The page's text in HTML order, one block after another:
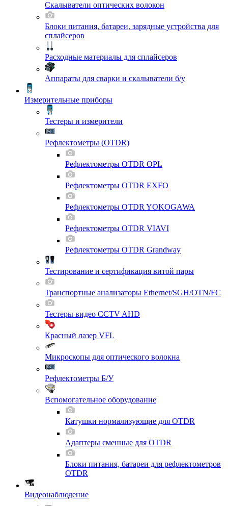
Скалыватели оптических волокон
Блоки питания, батареи, зарядные устройства для
сплайсеров
Расходные материалы для сплайсеров
Аппараты для сварки и скалыватели б/у
Измерительные приборы
Тестеры и измерители
Рефлектометры (OTDR)
Рефлектометры OTDR OPL
Рефлектометры OTDR EXFO
Рефлектометры OTDR YOKOGAWA
Рефлектометры OTDR VIAVI
Рефлектометры OTDR Grandway
Тестирование и сертификация витой пары
Транспортные анализаторы Ethernet/SGH/OTN/FC
Тестеры видео CCTV AHD
Красный лазер VFL
Микроскопы для оптического волокна
Рефлектометры Б/У
Вспомогательное оборудование
Катушки нормализующие для OTDR
Адаптеры сменные для OTDR
Блоки питания, батареи для рефлектометров
OTDR
Видеонаблюдение